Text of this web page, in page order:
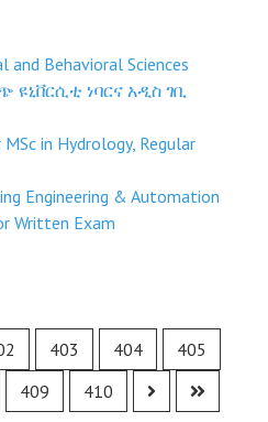
and Behavioral Sciences
ነባርና አዲስ ገቢ
in Hydrology, Regular
Engineering & Automation
Written Exam
403 404
405
409 410